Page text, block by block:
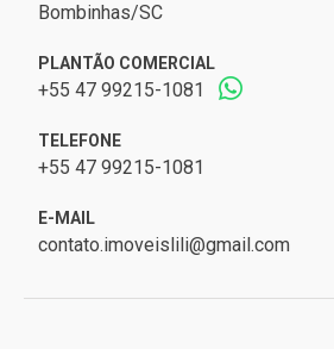
Bombinhas/SC
PLANTÃO COMERCIAL
+55 47 99215-1081
TELEFONE
+55 47 99215-1081
E-MAIL
contato.imoveislili@gmail.com